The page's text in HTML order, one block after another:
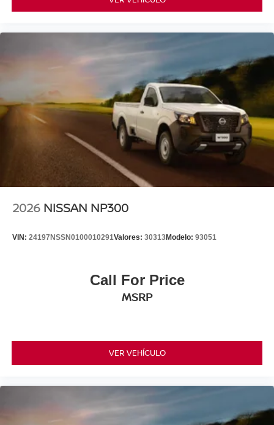
2026 NISSAN NP300
VIN: 24197NSSN0100010291Valores: 30313Modelo: 93051
Call For Price
MSRP
VER VEHÍCULO